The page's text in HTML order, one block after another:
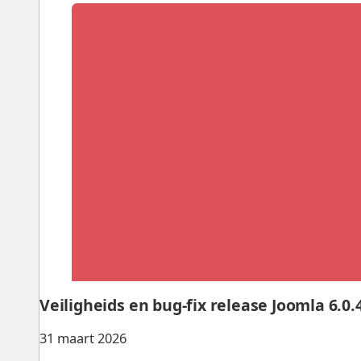
31 maart 2026
Veiligheids en bug-fix release Joomla